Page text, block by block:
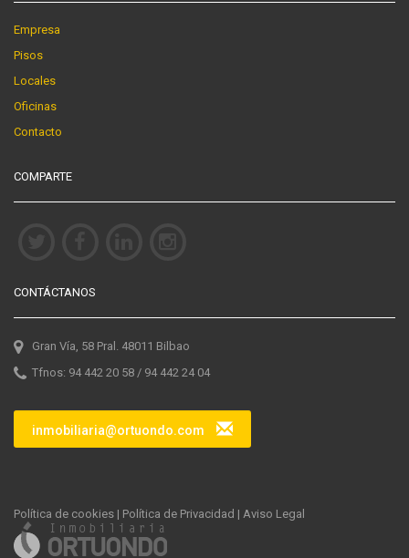
Empresa
Pisos
Locales
Oficinas
Contacto
COMPARTE
CONTÁCTANOS
Gran Vía, 58 Pral. 48011 Bilbao
Tfnos: 94 442 20 58 / 94 442 24 04
inmobiliaria@ortuondo.com
Política de cookies | Política de Privacidad | Aviso Legal